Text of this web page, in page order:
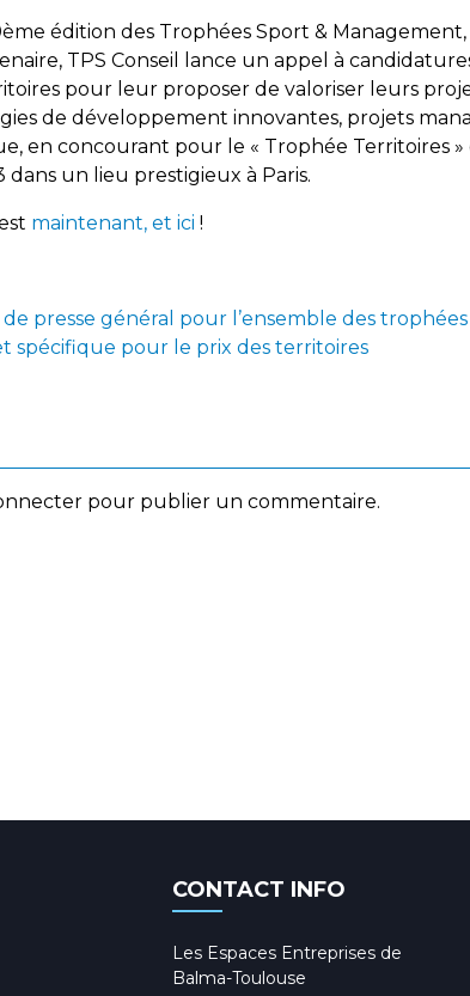
édition des Trophées Sport & Management,
TPS Conseil lance un appel à
pour leur proposer de valoriser leurs
de développement innovantes, projets
en concourant pour le « Trophée Territoires »
un lieu prestigieux à Paris.
maintenant, et ici !
presse général pour l’ensemble des trophées
spécifique pour le prix des territoires
pour publier un commentaire.
CONTACT INFO
Les Espaces Entreprises de
Balma-Toulouse